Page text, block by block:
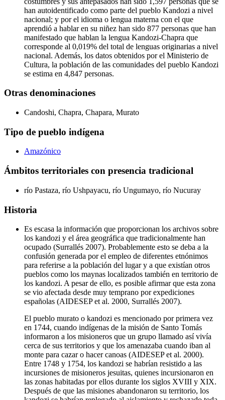
han autoidentificado como parte del pueblo Kandozi a nivel
nacional; y por el idioma o lengua materna con el que
aprendió a hablar en su niñez han sido 877 personas que han
manifestado que hablan la lengua Kandozi-Chapra que
corresponde al 0,019% del total de lenguas originarias a nivel
nacional. Además, los datos obtenidos por el Ministerio de
Cultura, la población de las comunidades del pueblo Kandozi
se estima en 4,847 personas.
Otras denominaciones
Candoshi, Chapra, Chapara, Murato
Tipo de pueblo indígena
Amazónico
Ámbitos territoriales con presencia tradicional
río Pastaza, río Ushpayacu, río Ungumayo, río Nucuray
Historia
Es escasa la información que proporcionan los archivos sobre
los kandozi y el área geográfica que tradicionalmente han
ocupado (Surrallés 2007). Probablemente esto se deba a la
confusión generada por el empleo de diferentes etnónimos
para referirse a la población del lugar y a que existían otros
pueblos como los maynas localizados también en territorio de
los kandozi. A pesar de ello, es posible afirmar que esta zona
se vio afectada desde muy temprano por expediciones
españolas (AIDESEP et al. 2000, Surrallés 2007).
El pueblo murato o kandozi es mencionado por primera vez
en 1744, cuando indígenas de la misión de Santo Tomás
informaron a los misioneros que un grupo llamado así vivía
cerca de sus territorios y que los amenazaba cuando iban al
monte para cazar o hacer canoas (AIDESEP et al. 2000).
Entre 1748 y 1754, los kandozi se habrían resistido a las
incursiones de misioneros jesuitas, quienes incursionaron en
las zonas habitadas por ellos durante los siglos XVIII y XIX.
Después de que las misiones abandonaron su territorio, los